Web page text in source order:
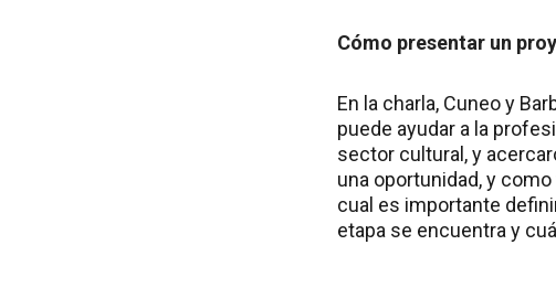
Cómo presentar un
En la charla, Cuneo y
puede ayudar a la
sector cultural, y
una oportunidad, y
cual es importante
etapa se encuentra y